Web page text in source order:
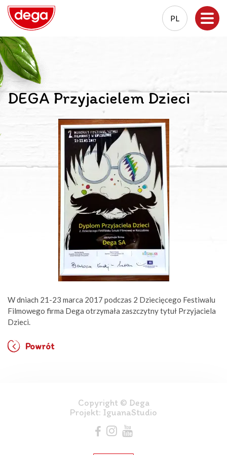
PL
PL
EN
DEGA Przyjacielem Dzieci
W dniach 21-23 marca 2017 podczas 2 Dziecięcego Festiwalu
Filmowego firma Dega otrzymała zaszczytny tytuł Przyjaciela
Dzieci.
Powrót
Copyright © Dega
Projekt: IguanaStudio